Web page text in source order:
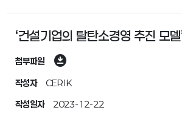
‘건설기업의 탈탄소경영 추진 모델
첨부파일 download_for_offline
작성자 CERIK
작성일자 2023-12-22